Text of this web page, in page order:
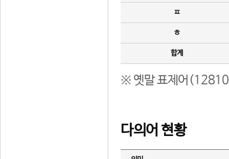
ㅍ
ㅎ
합계
※ 옛말 표제어(12810
다의어 현황